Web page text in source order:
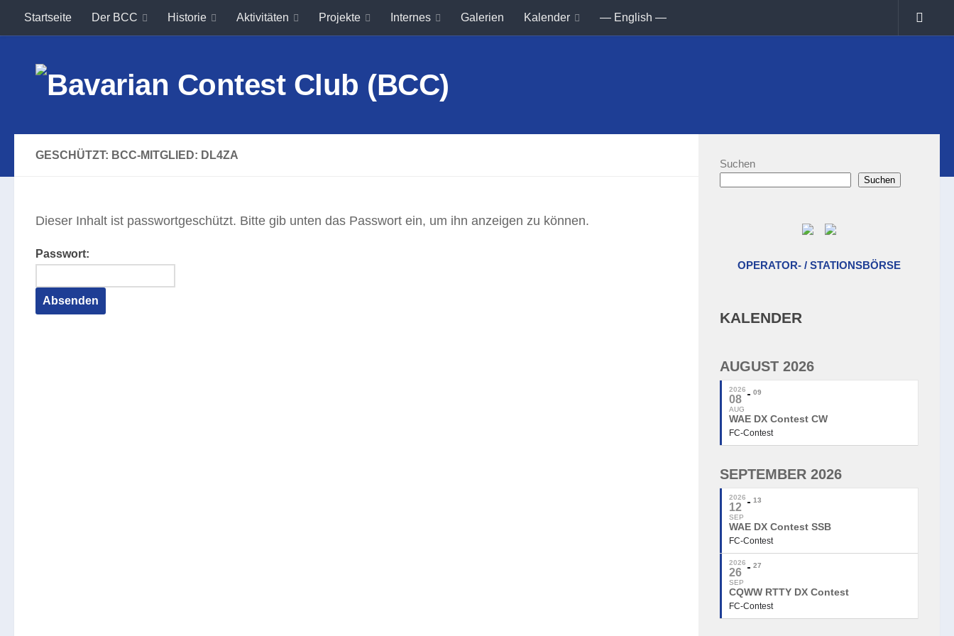
Unter dem Inhalt
Startseite Der BCC Historie Aktivitäten Projekte Internes Galerien Kalender — English —
GESCHÜTZT: BCC-MITGLIED: DL4ZA
Dieser Inhalt ist passwortgeschützt. Bitte gib unten das Passwort ein, um ihn anzeigen zu können.
Passwort:
Suchen
Suchen
OPERATOR- / STATIONSBÖRSE
KALENDER
AUGUST 2026
2026
08
AUG
09
WAE DX Contest CW
FC-Contest
SEPTEMBER 2026
2026
12
SEP
13
WAE DX Contest SSB
FC-Contest
2026
26
SEP
27
CQWW RTTY DX Contest
FC-Contest